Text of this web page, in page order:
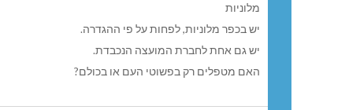
מלוניות
יש בכפר מלוניות, לפחות על פי ההגדרה.
יש גם אחת לחברת המועצה הנכבדת.
האם מטפלים רק בפשוטי העם או בכולם?